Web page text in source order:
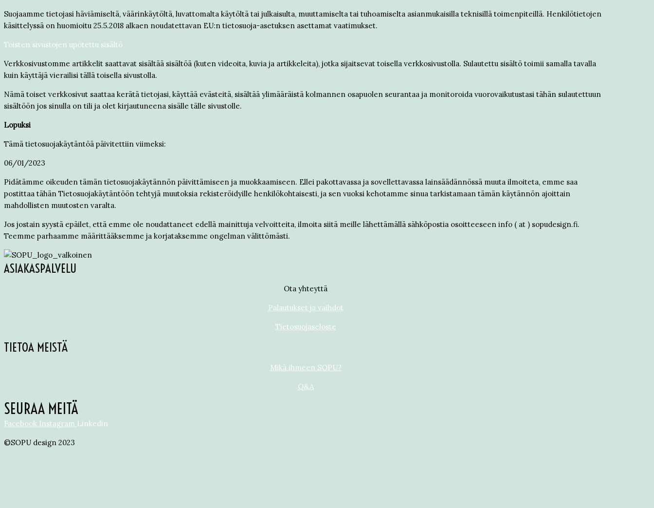
Suojaamme tietojasi häviämiseltä, väärinkäytöltä, luvattomalta käytöltä tai julkaisulta, muuttamiselta tai tuhoamiselta asianmukaisilla teknisillä toimenpiteillä. Henkilötietojen
käsittelyssä on huomioitu 25.5.2018 alkaen noudatettavan EU:n tietosuoja-asetuksen asettamat vaatimukset.
Toisten sivustojen upotettu sisältö
Verkkosivustomme artikkelit saattavat sisältää sisältöä (kuten videoita, kuvia ja artikkeleita), jotka sijaitsevat toisella verkkosivustolla. Sulautettu sisältö toimii samalla tavalla
kuin käyttäjä vierailisi tällä toisella sivustolla.
Nämä toiset verkkosivut saattaa kerätä tietojasi, käyttää evästeitä, sisältää ylimääräistä kolmannen osapuolen seurantaa ja monitoroida vuorovaikutustasi tähän sulautettuun
sisältöön jos sinulla on tili ja olet kirjautuneena sisälle tälle sivustolle.
Lopuksi
Tämä tietosuojakäytäntöä päivitettiin viimeksi:
06/01/2023
Pidätämme oikeuden tämän tietosuojakäytännön päivittämiseen ja muokkaamiseen. Ellei pakottavassa ja sovellettavassa lainsäädännössä muuta ilmoiteta, emme saa
postittaa tähän Tietosuojakäytäntöön tehtyjä muutoksia rekisteröidyille henkilökohtaisesti, ja sen vuoksi kehotamme sinua tarkistamaan tämän käytännön ajoittain
mahdollisten muutosten varalta.
Jos jostain syystä epäilet, että emme ole noudattaneet edellä mainittuja velvoitteita, ilmoita siitä meille lähettämällä sähköpostia osoitteeseen info ( at ) sopudesign.fi.
Teemme parhaamme määrittääksemme ja korjataksemme ongelman välittömästi.
ASIAKASPALVELU
Ota yhteyttä
Palautukset ja vaihdot
Tietosuojaseloste
TIETOA MEISTÄ
Mikä ihmeen SOPU?
Q&A
SEURAA MEITÄ
Facebook Instagram Linkedin
©SOPU design 2023